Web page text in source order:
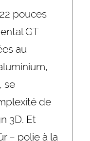
pouces
GT
au
se
de
3D. Et
– polie à la